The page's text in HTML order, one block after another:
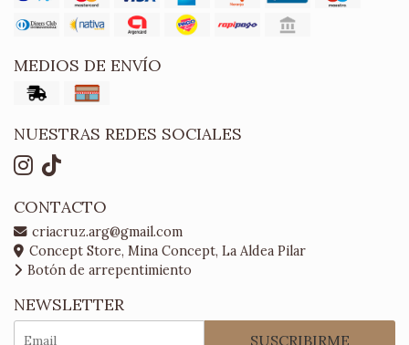
MEDIOS DE ENVÍO
NUESTRAS REDES SOCIALES
CONTACTO
criacruz.arg@gmail.com
Concept Store, Mina Concept, La Aldea Pilar
Botón de arrepentimiento
NEWSLETTER
SUSCRIBIRME